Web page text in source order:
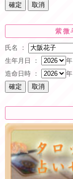
紫微
氏名 ：
生年月日 ：
年
造命日時 ：
年